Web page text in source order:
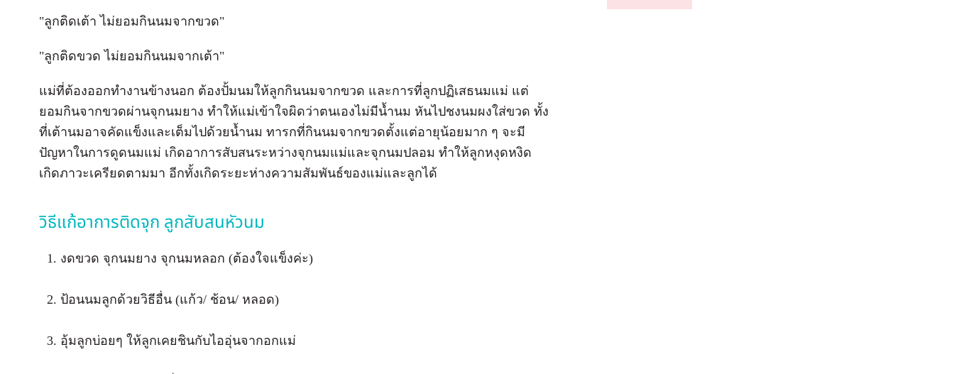
"ลูกติดเต้า ไม่ยอมกินนมจากขวด"
"ลูกติดขวด ไม่ยอมกินนมจากเต้า"
แม่ที่ต้องออกทำงานข้างนอก ต้องปั้มนมให้ลูกกินนมจากขวด และการที่ลูกปฏิเสธนมแม่ แต่
ยอมกินจากขวดผ่านจุกนมยาง ทำให้แม่เข้าใจผิดว่าตนเองไม่มีน้ำนม หันไปชงนมผงใส่ขวด ทั้ง
ที่เต้านมอาจคัดแข็งและเต็มไปด้วยน้ำนม ทารกที่กินนมจากขวดตั้งแต่อายุน้อยมาก ๆ จะมี
ปัญหาในการดูดนมแม่ เกิดอาการสับสนระหว่างจุกนมแม่และจุกนมปลอม ทำให้ลูกหงุดหงิด
เกิดภาวะเครียดตามมา อีกทั้งเกิดระยะห่างความสัมพันธ์ของแม่และลูกได้
วิธีแก้อาการติดจุก ลูกสับสนหัวนม
งดขวด จุกนมยาง จุกนมหลอก (ต้องใจแข็งค่ะ)
ป้อนนมลูกด้วยวิธีอื่น (แก้ว/ ช้อน/ หลอด)
อุ้มลูกบ่อยๆ ให้ลูกเคยชินกับไออุ่นจากอกแม่